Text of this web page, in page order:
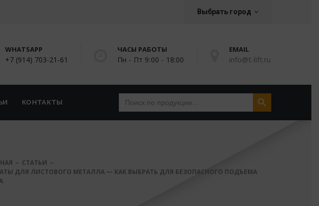
Выбрать город
WHATSAPP
+7 (914) 703-21-61
ЧАСЫ РАБОТЫ
Пн - Пт 9:00 - 18:00
EMAIL
info@t-lift.ru
КОНТАКТЫ
Search
for:
Search Button
СТАТЬИ
ДЛЯ ЛИСТОВОГО МЕТАЛЛА — КАК ВЫБРАТЬ ДЛЯ БЕЗОПАСНОГО ПОДЪЕМА